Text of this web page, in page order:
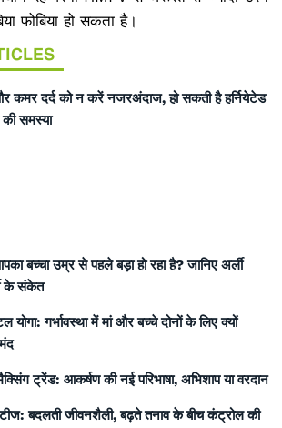
फोबिया हो सकता है।
कमर दर्द को न करें नजरअंदाज, हो सकती है हर्नियेटेड
समस्या
बच्चा उम्र से पहले बड़ा हो रहा है? जानिए अर्ली
के संकेत
योगा: गर्भावस्था में मां और बच्चे दोनों के लिए क्यों
ट्रेंड: आकर्षण की नई परिभाषा, अभिशाप या वरदान
बदलती जीवनशैली, बढ़ते तनाव के बीच कंट्रोल की